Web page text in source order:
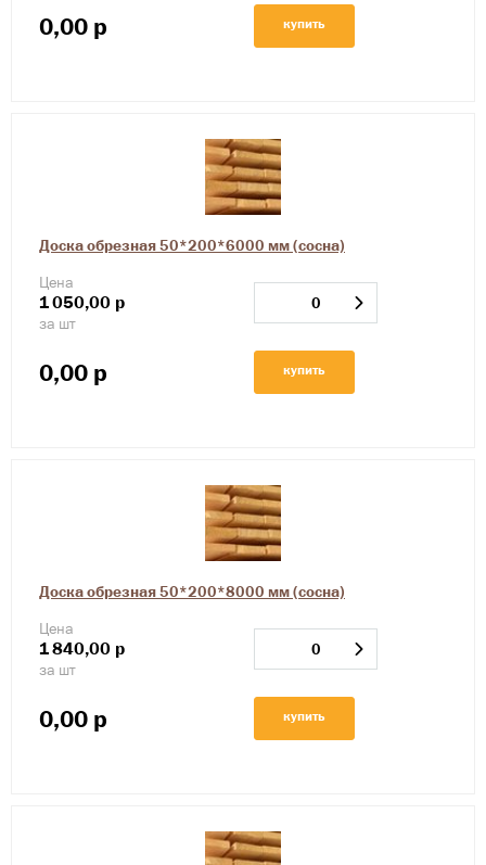
0,00 р купить
Доска обрезная 50*200*6000 мм (сосна)
Цена
1050,00 р
за шт
0,00 р купить
Доска обрезная 50*200*8000 мм (сосна)
Цена
1840,00 р
за шт
0,00 р купить